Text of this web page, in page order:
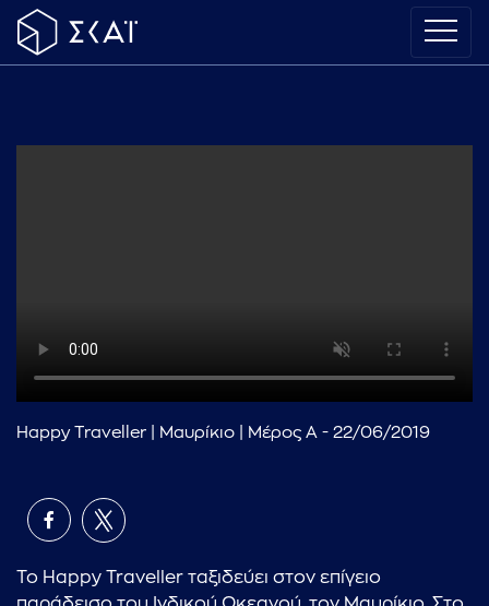
Happy Traveller | Μαυρίκιο | Μέρος Α - 22/06/2019
Το Happy Traveller ταξιδεύει στον επίγειο